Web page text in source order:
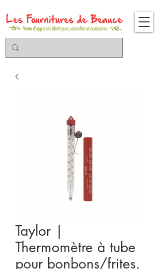
Taylor |
Thermomètre à tube
pour bonbons/frites,